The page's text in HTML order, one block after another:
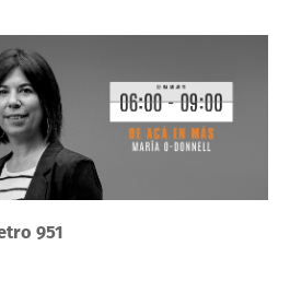
951